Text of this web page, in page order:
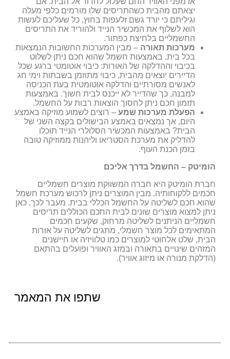
יצאתם מהבית כשהתריסים שלו מורמים כלפי מעלה
וגיליתם כי יורד גשם זלעפות בחוץ, כל שעליכם לעשות
הוא לשלוף את המכשיר הנייד ולהוריד את התריסים
החשמליים בלחיצת כפתור.
מערכות תאורה – מבין המערכות החשובות הנמצאות
בכל בית. באמצעות חשמל שהוא חכם ניתן לשלוט
בכיבוי וההדלקה של האורות: כיבוי אוטומטי ברגע שכל
הדיירים יוצאים מהבית, כיבוי מתוזמן בשבתות וימי חג
לאנשים מסורתיים והדלקה אוטומטית בעת הכניסה
למבנה, כך שהדייר לא ייכנס לבית חשוך. באמצעות
תזמון חכם ניתן לחסוך הוצאות רבות על החשמל.
הפעלת מערכות שמע – רוצים לשמוע מוזיקה באמצע
היום, אך נמצאים באמצע הבישולים בקצה השני של
הבית? באמצעות המכשיר הסלולרי הנייד תוכלו
להדליק את מערכת הסטריאו וליהנות ממוזיקה טובה
בזמן הכנת העוף.
הומיטק – החשמל בדרך אליכם
חברת הומיטק היא חברה המשווקת מוצרים חשמליים
חכמים ללקוחותיה. מבין המוצרים ניתן לרכוש מערכת חשמל
שהוא חכם לשליטה על החשמל הכללי בבית. מעבר לכך, כאן
ניתן למצוא מוצרים שונים לבית החכם הכוללים תריסים
חשמליים הניתנים לשליטה מרחוק, שקעים חכמים
המתאימים לכל מוצר חשמלי, מתגים לשליטה על אורות
הבית, שלט אלחוטי למוצרים כמו טלוויזיה או חיישנים
המזהים שינויים בתאורה ובמזג האוויר ופועלים בהתאם
(הדלקת מנורה או מיזוג אוויר).
שתפו את המאמר